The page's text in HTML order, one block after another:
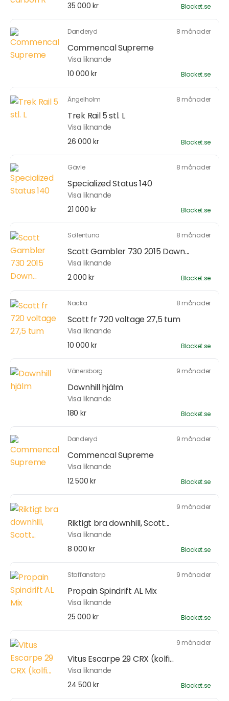
35 000 kr
Blocket.se
Danderyd 8 månader
Commencal Supreme
Visa liknande
10 000 kr
Blocket.se
Ängelholm 8 månader
Trek Rail 5 stl. L
Visa liknande
26 000 kr
Blocket.se
Gävle 8 månader
Specialized Status 140
Visa liknande
21 000 kr
Blocket.se
Sollentuna 8 månader
Scott Gambler 730 2015 Down...
Visa liknande
2 000 kr
Blocket.se
Nacka 8 månader
Scott fr 720 voltage 27,5 tum
Visa liknande
10 000 kr
Blocket.se
Vänersborg 9 månader
Downhill hjälm
Visa liknande
180 kr
Blocket.se
Danderyd 9 månader
Commencal Supreme
Visa liknande
12 500 kr
Blocket.se
9 månader
Riktigt bra downhill, Scott...
Visa liknande
8 000 kr
Blocket.se
Staffanstorp 9 månader
Propain Spindrift AL Mix
Visa liknande
25 000 kr
Blocket.se
9 månader
Vitus Escarpe 29 CRX (kolfi...
Visa liknande
24 500 kr
Blocket.se